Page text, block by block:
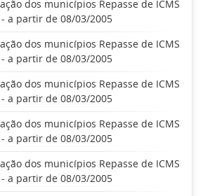
dos municípios Repasse de ICMS
- a partir de 08/03/2005
dos municípios Repasse de ICMS
- a partir de 08/03/2005
dos municípios Repasse de ICMS
- a partir de 08/03/2005
dos municípios Repasse de ICMS
- a partir de 08/03/2005
dos municípios Repasse de ICMS
- a partir de 08/03/2005